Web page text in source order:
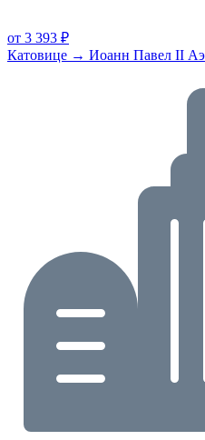
от 3 393 ₽
Катовице → Иоанн Павел II